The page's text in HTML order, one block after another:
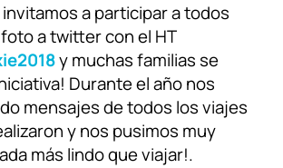
invitamos a participar a todos
a twitter con el HT
y muchas familias se
Durante el año nos
mensajes de todos los viajes
y nos pusimos muy
más lindo que viajar!.